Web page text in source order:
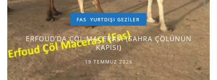
FAS YURTDIŞI GEZILER
ERFOUD’DA ÇÖL MACERASI (SAHRA ÇÖLÜNÜN
KAPISI)
19 TEMMUZ 2026